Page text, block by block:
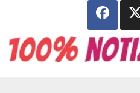
contenuto